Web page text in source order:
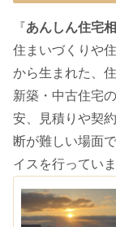
『あんしん住宅
住まいづくりや
から生まれた、
新築・中古住宅
安、見積りや契
断が難しい場面
イスを行っていま